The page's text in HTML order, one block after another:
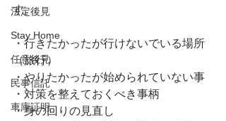
法定後見
Stay Home
任意後見
民事信託
車庫証明
す。
・行きたかったが行けないでいる場所
（旅行）
・やりたかったが始められていない事
・対策を整えておくべき事柄
・身の回りの見直し